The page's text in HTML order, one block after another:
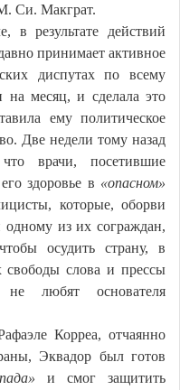
Си. Макграт.
в результате действий
принимает активное
диспутах по всему
на месяц, и сделала это
ему политическое
Две недели тому назад
врачи, посетившие
здоровье в «опасном»
которые, оборви
одному из их сограждан,
осудить страну, в
слова и прессы
не любят основателя
Корреа, отчаянно
Эквадор был готов
и смог защитить